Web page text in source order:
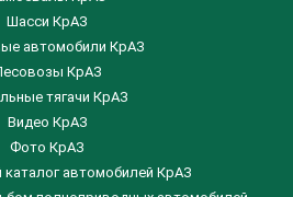
Шасси КрАЗ
автомобили КрАЗ
КрАЗ
тягачи КрАЗ
Видео КрАЗ
Фото КрАЗ
автомобилей КрАЗ